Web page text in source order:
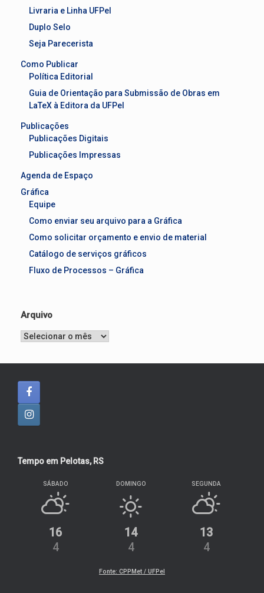
Livraria e Linha UFPel
Duplo Selo
Seja Parecerista
Como Publicar
Política Editorial
Guia de Orientação para Submissão de Obras em
LaTeX à Editora da UFPel
Publicações
Publicações Digitais
Publicações Impressas
Agenda de Espaço
Gráfica
Equipe
Como enviar seu arquivo para a Gráfica
Como solicitar orçamento e envio de material
Catálogo de serviços gráficos
Fluxo de Processos – Gráfica
Arquivo
Arquivo
Tempo em Pelotas, RS
SÁBADO
16
4
DOMINGO
14
4
SEGUNDA
13
4
Fonte: CPPMet / UFPel